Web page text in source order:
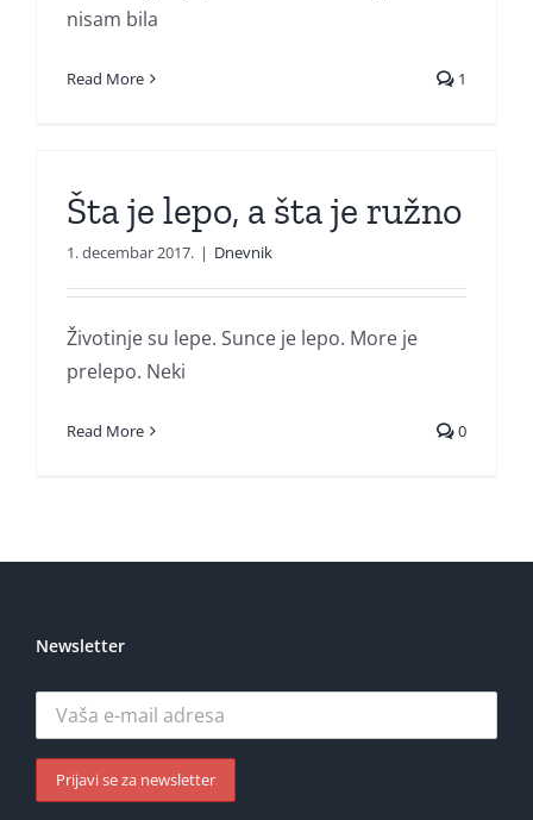
nisam bila
Read More 1
Šta je lepo, a šta je ružno
1. decembar 2017. | Dnevnik
Životinje su lepe. Sunce je lepo. More je
prelepo. Neki
Read More 0
Newsletter